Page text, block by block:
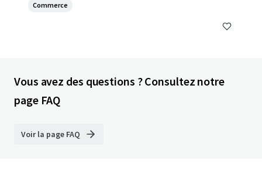
Commerce
Vous avez des questions ? Consultez notre
page FAQ
Voir la page FAQ